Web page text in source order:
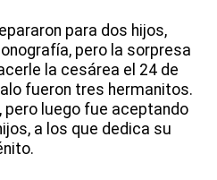
para dos hijos,
pero la sorpresa
la cesárea el 24 de
fueron tres hermanitos.
pero luego fue aceptando
a los que dedica su